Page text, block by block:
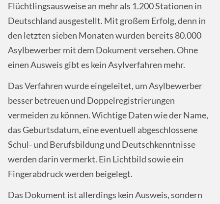
Flüchtlingsausweise an mehr als 1.200 Stationen in
Deutschland ausgestellt. Mit großem Erfolg, denn in
den letzten sieben Monaten wurden bereits 80.000
Asylbewerber mit dem Dokument versehen. Ohne
einen Ausweis gibt es kein Asylverfahren mehr.
Das Verfahren wurde eingeleitet, um Asylbewerber
besser betreuen und Doppelregistrierungen
vermeiden zu können. Wichtige Daten wie der Name,
das Geburtsdatum, eine eventuell abgeschlossene
Schul- und Berufsbildung und Deutschkenntnisse
werden darin vermerkt. Ein Lichtbild sowie ein
Fingerabdruck werden beigelegt.
Das Dokument ist allerdings kein Ausweis, sondern